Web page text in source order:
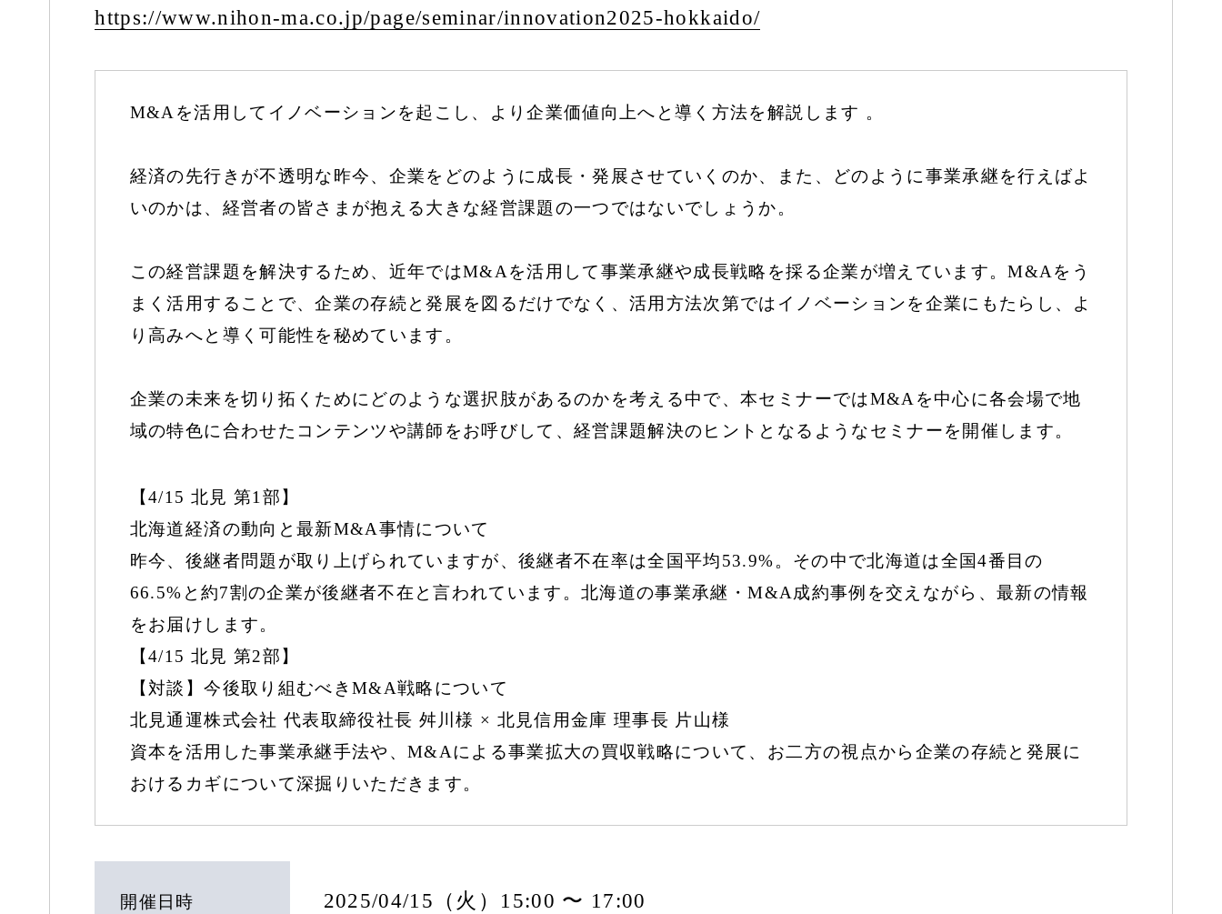
https://www.nihon-ma.co.jp/page/seminar/innovation2025-hokkaido/
M&Aを活用してイノベーションを起こし、より企業価値向上へと導く方法を解説します 。
経済の先行きが不透明な昨今、企業をどのように成長・発展させていくのか、また、どのように事業承継を行えばよ
いのかは、経営者の皆さまが抱える大きな経営課題の一つではないでしょうか。
この経営課題を解決するため、近年ではM&Aを活用して事業承継や成長戦略を採る企業が増えています。M&Aをう
まく活用することで、企業の存続と発展を図るだけでなく、活用方法次第ではイノベーションを企業にもたらし、よ
り高みへと導く可能性を秘めています。
企業の未来を切り拓くためにどのような選択肢があるのかを考える中で、本セミナーではM&Aを中心に各会場で地
域の特色に合わせたコンテンツや講師をお呼びして、経営課題解決のヒントとなるようなセミナーを開催します。
【4/15 北見 第1部】
北海道経済の動向と最新M&A事情について
昨今、後継者問題が取り上げられていますが、後継者不在率は全国平均53.9%。その中で北海道は全国4番目の
66.5%と約7割の企業が後継者不在と言われています。北海道の事業承継・M&A成約事例を交えながら、最新の情報
をお届けします。
【4/15 北見 第2部】
【対談】今後取り組むべきM&A戦略について
北見通運株式会社 代表取締役社長 舛川様 × 北見信用金庫 理事長 片山様
資本を活用した事業承継手法や、M&Aによる事業拡大の買収戦略について、お二方の視点から企業の存続と発展に
おけるカギについて深掘りいただきます。
開催日時 2025/04/15（火）15:00 〜 17:00